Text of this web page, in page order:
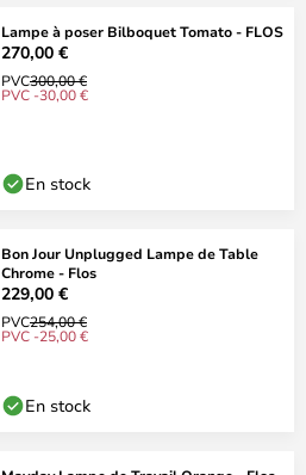
Lampe à poser Bilboquet Tomato - FLOS
270,00 €
PVC300,00 €
PVC -30,00 €
En stock
Bon Jour Unplugged Lampe de Table
Chrome - Flos
229,00 €
PVC254,00 €
PVC -25,00 €
En stock